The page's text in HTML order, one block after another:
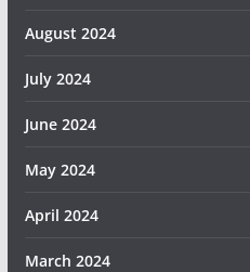
August 2024
July 2024
June 2024
May 2024
April 2024
March 2024